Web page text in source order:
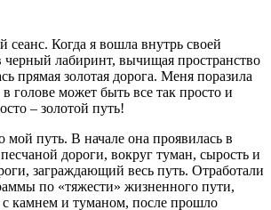
Когда я вошла внутрь своей
черный лабиринт, вычищая пространство
прямая золотая дорога. Меня поразила
в голове может быть все так просто и
– золотой путь!
мой путь. В начале она проявилась в
дороги, вокруг туман, сырость и
заграждающий весь путь. Отработали
по «тяжести» жизненного пути,
камнем и туманом, после прошло